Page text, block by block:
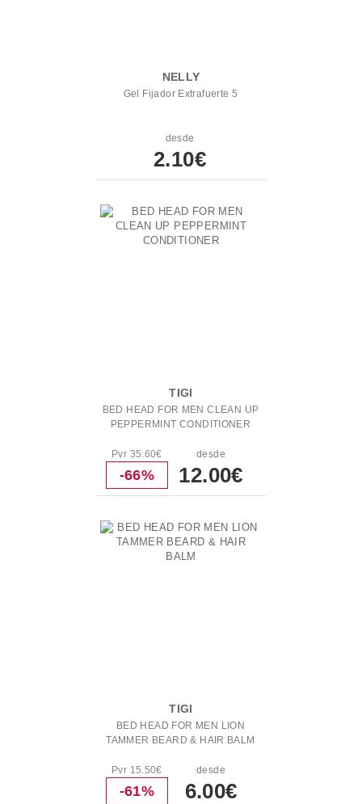
NELLY
Gel Fijador Extrafuerte 5
desde
2.10€
TIGI
BED HEAD FOR MEN CLEAN UP
PEPPERMINT CONDITIONER
Pvr 35.60€
-66%
desde
12.00€
TIGI
BED HEAD FOR MEN LION
TAMMER BEARD & HAIR BALM
Pvr 15.50€
-61%
desde
6.00€